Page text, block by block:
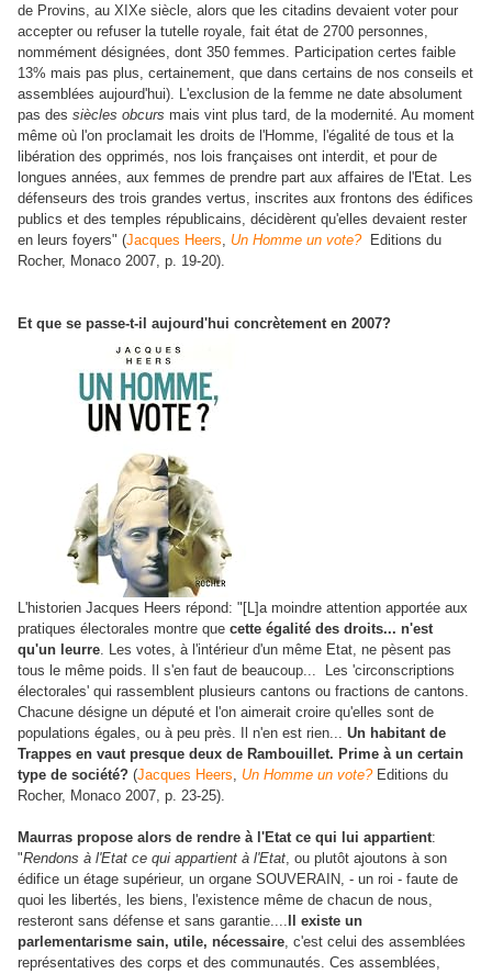
de Provins, au XIXe siècle, alors que les citadins devaient voter pour
accepter ou refuser la tutelle royale, fait état de 2700 personnes,
nommément désignées, dont 350 femmes. Participation certes faible
13% mais pas plus, certainement, que dans certains de nos conseils et
assemblées aujourd'hui). L'exclusion de la femme ne date absolument
pas des siècles obcurs mais vint plus tard, de la modernité. Au moment
même où l'on proclamait les droits de l'Homme, l'égalité de tous et la
libération des opprimés, nos lois françaises ont interdit, et pour de
longues années, aux femmes de prendre part aux affaires de l'Etat. Les
défenseurs des trois grandes vertus, inscrites aux frontons des édifices
publics et des temples républicains, décidèrent qu'elles devaient rester
en leurs foyers" (Jacques Heers, Un Homme un vote?Editions du
Rocher, Monaco 2007, p. 19-20).
Et que se passe-t-il aujourd'hui concrètement en 2007?
L'historien Jacques Heers répond: "[L]a moindre attention apportée aux
pratiques électorales montre que cette égalité des droits... n'est
qu'un leurre. Les votes, à l'intérieur d'un même Etat, ne pèsent pas
tous le même poids. Il s'en faut de beaucoup... Les 'circonscriptions
électorales' qui rassemblent plusieurs cantons ou fractions de cantons.
Chacune désigne un député et l'on aimerait croire qu'elles sont de
populations égales, ou à peu près. Il n'en est rien... Un habitant de
Trappes en vaut presque deux de Rambouillet. Prime à un certain
type de société? (Jacques Heers, Un Homme un vote?Editions du
Rocher, Monaco 2007, p. 23-25).
Maurras propose alors de rendre à l'Etat ce qui lui appartient:
"Rendons à l'Etat ce qui appartient à l'Etat, ou plutôt ajoutons à son
édifice un étage supérieur, un organe SOUVERAIN, - un roi - faute de
quoi les libertés, les biens, l'existence même de chacun de nous,
resteront sans défense et sans garantie.... Il existe un
parlementarisme sain, utile, nécessaire, c'est celui des assemblées
représentatives des corps et des communautés. Ces assemblées,